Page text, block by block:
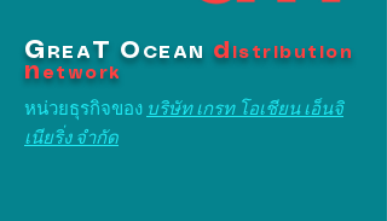
G REA T O CEAN d istribution
n etwork
หน่วยธุรกิจของ บริษัท เกรท โอเชียน เอ็นจิ
เนียริ่ง จำกัด